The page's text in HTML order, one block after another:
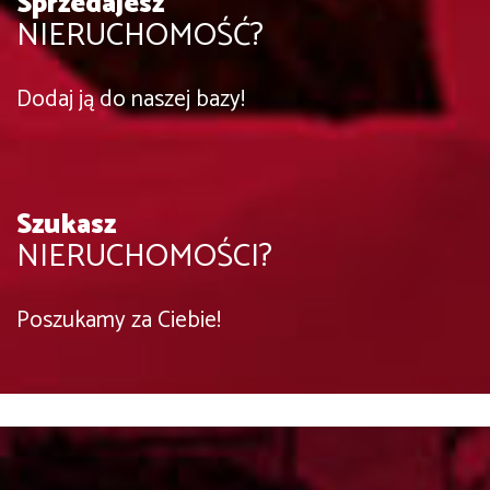
NIERUCHOMOŚĆ?
Dodaj ją do naszej bazy!
Szukasz
NIERUCHOMOŚCI?
Poszukamy za Ciebie!